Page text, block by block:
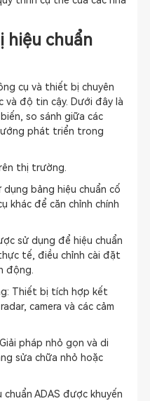
hiệu chuẩn
cụ và thiết bị chuyên
và độ tin cậy. Dưới đây là
so sánh giữa các
phát triển trong
thị trường.
bảng hiệu chuẩn cố
khác để căn chỉnh chính
sử dụng để hiệu chuẩn
tế, điều chỉnh cài đặt
động.
Thiết bị tích hợp kết
camera và các cảm
pháp nhỏ gọn và di
sửa chữa nhỏ hoặc
ADAS được khuyến